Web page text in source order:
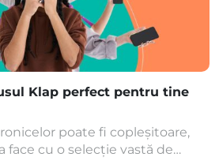
Klap perfect pentru tine
poate fi copleșitoare,
face cu o selecție vastă de